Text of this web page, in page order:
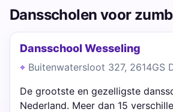
Dansscholen voor
Dansschool Wesseling
Buitenwatersloot 327, 2614GS
De grootste en gezelligste
Nederland. Meer dan 15